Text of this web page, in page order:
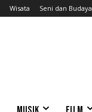
Wisata Seni dan Budaya